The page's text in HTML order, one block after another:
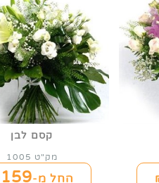
קסם לבן
מק"ט 1005
החל מ-₪159